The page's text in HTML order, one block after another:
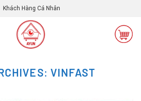
Khách Hàng Cá Nhân
VINFAST